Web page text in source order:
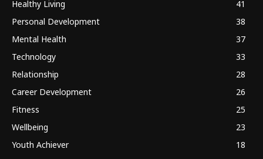
Healthy Living
41
Personal Development
38
Mental Health
37
Technology
33
Relationship
28
Career Development
26
Fitness
25
Wellbeing
23
Youth Achiever
18